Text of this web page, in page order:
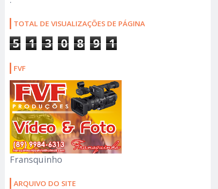
TOTAL DE VISUALIZAÇÕES DE PÁGINA
5 1 3 0 8 9 1
FVF
Fransquinho
ARQUIVO DO SITE